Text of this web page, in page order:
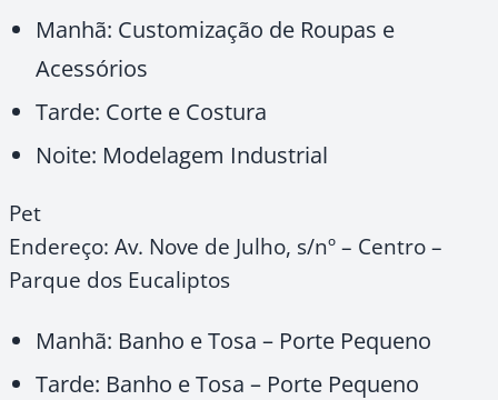
Manhã: Customização de Roupas e
Acessórios
Tarde: Corte e Costura
Noite: Modelagem Industrial
Pet
Endereço: Av. Nove de Julho, s/nº – Centro –
Parque dos Eucaliptos
Manhã: Banho e Tosa – Porte Pequeno
Tarde: Banho e Tosa – Porte Pequeno